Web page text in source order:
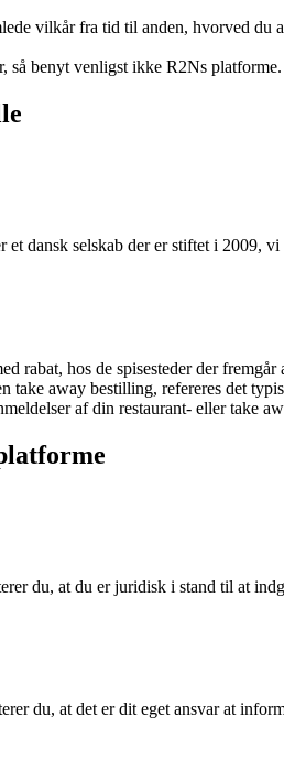
vilkår fra tid til anden, hvorved
så benyt venligst ikke R2Ns platforme.
dansk selskab der er stiftet i 2009,
rabat, hos de spisesteder der
take away bestilling, refereres det
af din restaurant- eller take
du, at du er juridisk i stand til at
du, at det er dit eget ansvar at